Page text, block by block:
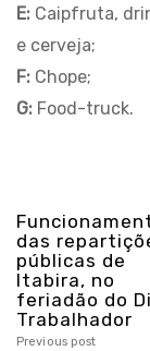
E: Caipfruta,
e cerveja;
F: Chope;
G: Food-truck.
das
públicas de
Itabira, no
feriadão do
Trabalhador
Previous post